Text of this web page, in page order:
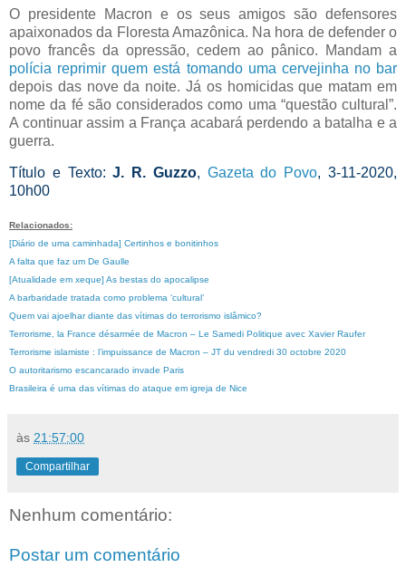
O presidente Macron e os seus amigos são defensores
apaixonados da Floresta Amazônica. Na hora de defender o
povo francês da opressão, cedem ao pânico. Mandam a
polícia reprimir quem está tomando uma cervejinha no bar
depois das nove da noite. Já os homicidas que matam em
nome da fé são considerados como uma “questão cultural”.
A continuar assim a França acabará perdendo a batalha e a
guerra.
Título e Texto:J. R. Guzzo, Gazeta do Povo, 3-11-2020,
10h00
Relacionados:
[Diário de uma caminhada] Certinhos e bonitinhos
A falta que faz um De Gaulle
[Atualidade em xeque] As bestas do apocalipse
A barbaridade tratada como problema ‘cultural’
Quem vai ajoelhar diante das vítimas do terrorismo islâmico?
Terrorisme, la France désarmée de Macron – Le Samedi Politique avec Xavier Raufer
Terrorisme islamiste : l’impuissance de Macron – JT du vendredi 30 octobre 2020
O autoritarismo escancarado invade Paris
Brasileira é uma das vítimas do ataque em igreja de Nice
às 21:57:00
Compartilhar
Nenhum comentário:
Postar um comentário